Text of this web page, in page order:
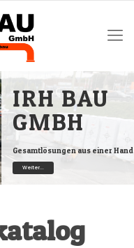
IRH BAU
GMBH
Gesamtlösungen aus einer
Weiter...